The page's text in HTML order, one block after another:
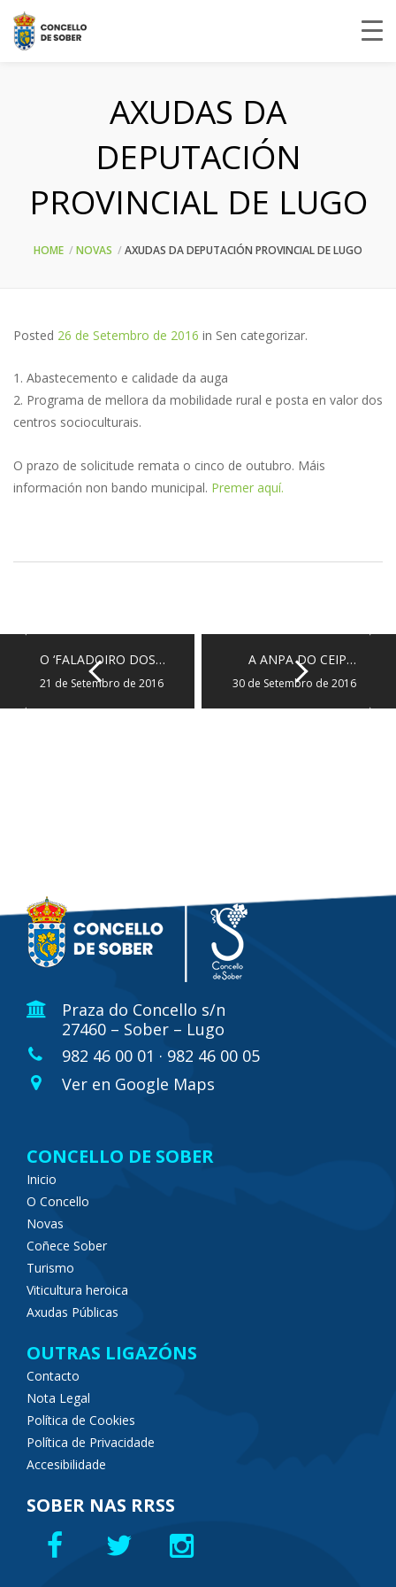
AXUDAS DA
DEPUTACIÓN
PROVINCIAL DE LUGO
HOME NOVAS AXUDAS DA DEPUTACIÓN PROVINCIAL DE LUGO
Posted 26 de Setembro de 2016 in Sen categorizar.
1. Abastecemento e calidade da auga
2. Programa de mellora da mobilidade rural e posta en valor dos
centros socioculturais.
O prazo de solicitude remata o cinco de outubro. Máis
información non bando municipal. Premer aquí.
O ‘FALADOIRO DOS…
21 de Setembro de 2016
A ANPA DO CEIP…
30 de Setembro de 2016
Praza do Concello s/n
27460 – Sober – Lugo
982 46 00 01 · 982 46 00 05
Ver en Google Maps
CONCELLO DE SOBER
Inicio
O Concello
Novas
Coñece Sober
Turismo
Viticultura heroica
Axudas Públicas
OUTRAS LIGAZÓNS
Contacto
Nota Legal
Política de Cookies
Política de Privacidade
Accesibilidade
SOBER NAS RRSS